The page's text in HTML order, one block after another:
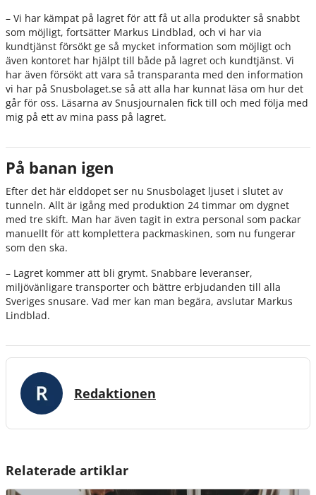
– Vi har kämpat på lagret för att få ut alla produkter så snabbt
som möjligt, fortsätter Markus Lindblad, och vi har via
kundtjänst försökt ge så mycket information som möjligt och
även kontoret har hjälpt till både på lagret och kundtjänst. Vi
har även försökt att vara så transparanta med den information
vi har på Snusbolaget.se så att alla har kunnat läsa om hur det
går för oss. Läsarna av Snusjournalen fick till och med följa med
mig på ett av mina pass på lagret.
På banan igen
Efter det här elddopet ser nu Snusbolaget ljuset i slutet av
tunneln. Allt är igång med produktion 24 timmar om dygnet
med tre skift. Man har även tagit in extra personal som packar
manuellt för att komplettera packmaskinen, som nu fungerar
som den ska.
– Lagret kommer att bli grymt. Snabbare leveranser,
miljövänligare transporter och bättre erbjudanden till alla
Sveriges snusare. Vad mer kan man begära, avslutar Markus
Lindblad.
Redaktionen
Relaterade artiklar